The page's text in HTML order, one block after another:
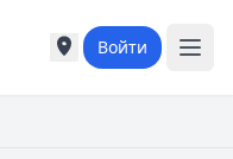
Города России
Города России
Войти